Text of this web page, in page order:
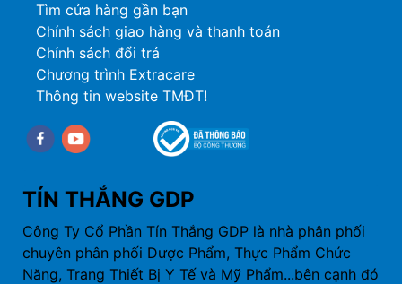
Tìm cửa hàng gần bạn
Chính sách giao hàng và thanh toán
Chính sách đổi trả
Chương trình Extracare
Thông tin website TMĐT!
Facebookyoutube
TÍN THẮNG GDP
Công Ty Cổ Phần Tín Thắng GDP là nhà phân phối
chuyên phân phối Dược Phẩm, Thực Phẩm Chức
Năng, Trang Thiết Bị Y Tế và Mỹ Phẩm...bên cạnh đó